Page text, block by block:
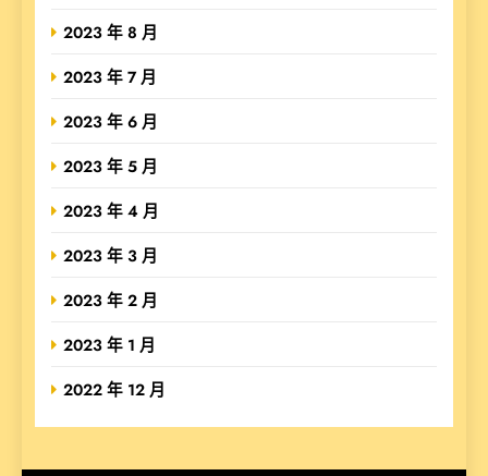
2023 年 8 月
2023 年 7 月
2023 年 6 月
2023 年 5 月
2023 年 4 月
2023 年 3 月
2023 年 2 月
2023 年 1 月
2022 年 12 月